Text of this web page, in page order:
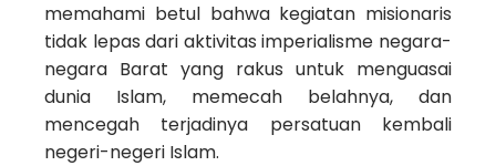
memahami betul bahwa kegiatan misionaris
tidak lepas dari aktivitas imperialisme negara-
negara Barat yang rakus untuk menguasai
dunia Islam, memecah belahnya, dan
mencegah terjadinya persatuan kembali
negeri-negeri Islam.